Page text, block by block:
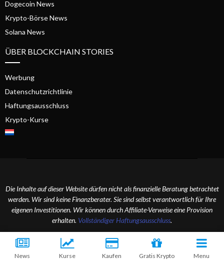
Dogecoin News
Krypto-Börse News
Solana News
ÜBER BLOCKCHAIN STORIES
Werbung
Datenschutzrichtlinie
Haftungsausschluss
Krypto-Kurse
Die Inhalte auf dieser Website dürfen nicht als finanzielle Beratung betrachtet
werden. Wir sind keine Finanzberater. Sie sind selbst verantwortlich für Ihre
eigenen Investitionen. Wir können durch Affiliate-Verweise eine Provision
erhalten. Vollständiger Haftungsausschluss.
2024 Blockchain Stories. Alle Rechte vorbehalten.
News Kurse Kaufen Gratis Krypto Menu